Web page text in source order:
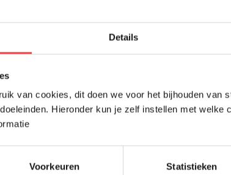
Details
van cookies, dit doen we voor het bijhouden van
Hieronder kun je zelf instellen met welke
Voorkeuren Statistieken